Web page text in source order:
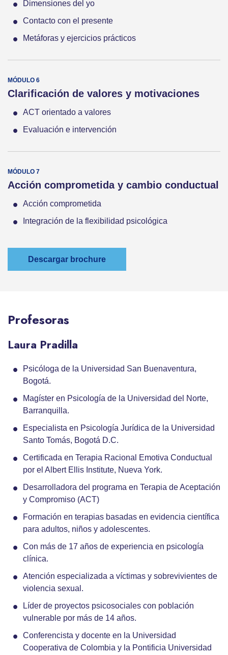
Dimensiones del yo
Contacto con el presente
Metáforas y ejercicios prácticos
Clarificación de valores y motivaciones
ACT orientado a valores
Evaluación e intervención
Acción comprometida y cambio conductual
Acción comprometida
Integración de la flexibilidad psicológica
Descargar brochure
Profesoras
Laura Pradilla
Psicóloga de la Universidad San Buenaventura,
Bogotá.
Magíster en Psicología de la Universidad del Norte,
Barranquilla.
Especialista en Psicología Jurídica de la Universidad
Santo Tomás, Bogotá D.C.
Certificada en Terapia Racional Emotiva Conductual
por el Albert Ellis Institute, Nueva York.
Desarrolladora del programa en Terapia de Aceptación
y Compromiso (ACT)
Formación en terapias basadas en evidencia científica
para adultos, niños y adolescentes.
Con más de 17 años de experiencia en psicología
clínica.
Atención especializada a víctimas y sobrevivientes de
violencia sexual.
Líder de proyectos psicosociales con población
vulnerable por más de 14 años.
Conferencista y docente en la Universidad
Cooperativa de Colombia y la Pontificia Universidad